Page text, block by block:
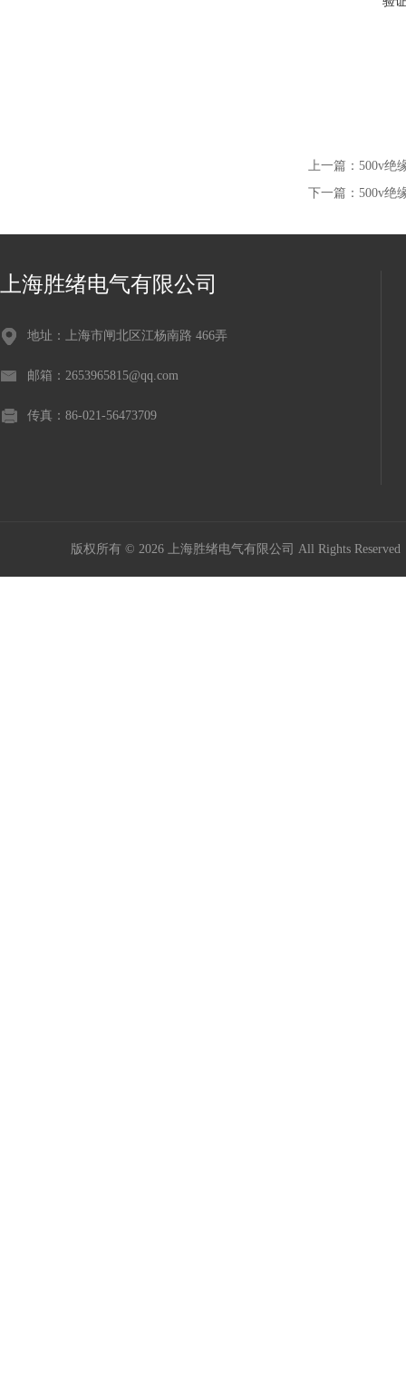
上一篇： 500v绝
下一篇： 500v绝
上海胜绪电气有限公司
地址：上海市闸北区江杨南路 466弄
邮箱：2653965815@qq.com
传真：86-021-56473709
版权所有 © 2026 上海胜绪电气有限公司 All Rights